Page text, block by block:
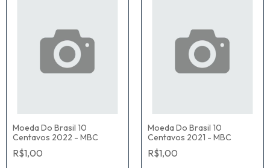
Moeda Do Brasil 10
Centavos 2022 - MBC
R$1,00
Moeda Do Brasil 10
Centavos 2021 - MBC
R$1,00